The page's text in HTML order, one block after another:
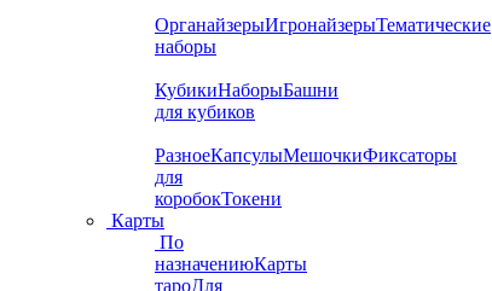
ОрганайзерыИгронайзерыТематические
наборы
КубикиНаборыБашни
для кубиков
РазноеКапсулыМешочкиФиксаторы
для
коробокТокени
Карты
По
назначениюКарты
тароДля